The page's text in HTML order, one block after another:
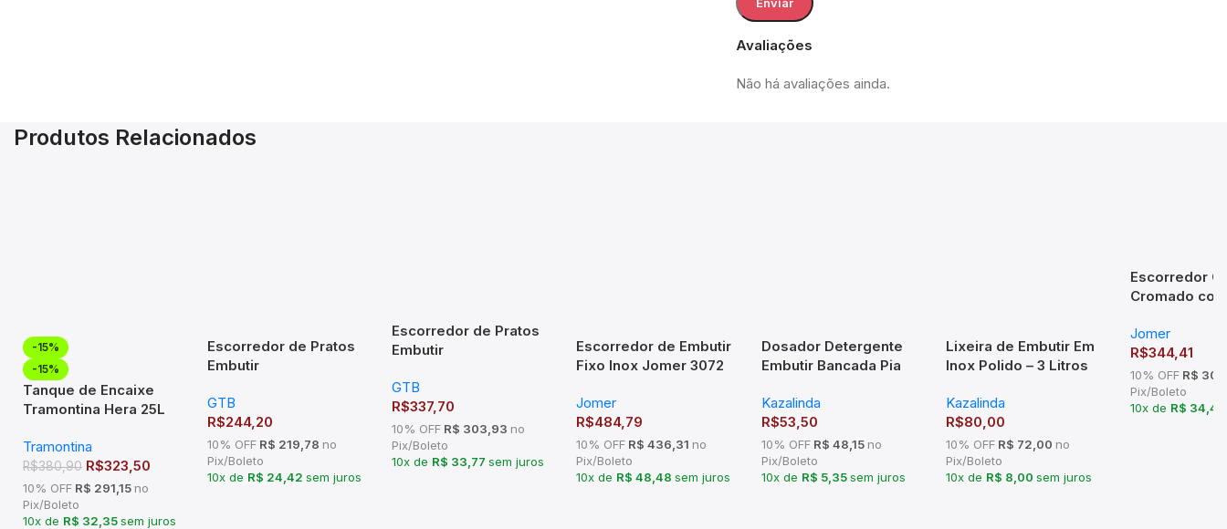
Avaliações
Não há avaliações ainda.
Produtos Relacionados
-15%
-15%
Tanque de Encaixe
Tramontina Hera 25L
40x40cm – 94403107
Tramontina
R$380,90 R$323,50
10% OFF R$ 291,15 no
Pix/Boleto
10x de R$ 32,35sem juros
Escorredor de Pratos
Embutir
600mm Cromado
GTB
R$244,20
10% OFF R$ 219,78 no
Pix/Boleto
10x de R$ 24,42sem juros
Escorredor de Pratos
Embutir
1000mm Cromado
GTB
R$337,70
10% OFF R$ 303,93 no
Pix/Boleto
10x de R$ 33,77sem juros
Escorredor de Embutir
Fixo Inox Jomer 3072
Jomer
R$484,79
10% OFF R$ 436,31 no
Pix/Boleto
10x de R$ 48,48sem juros
Dosador Detergente
Embutir Bancada Pia
Escovado
Kazalinda
R$53,50
10% OFFR$ 48,15 no
Pix/Boleto
10x de R$ 5,35sem juros
Lixeira de Embutir Em
Inox Polido – 3 Litros
Kazalinda
R$80,00
10% OFFR$ 72,00 no
Pix/Boleto
10x de R$ 8,00 sem juros
Escorredor
Cromado
Jomer
R$344,41
10% OFFR$
Pix/Boleto
10x de R$